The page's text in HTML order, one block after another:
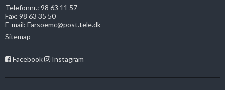
Telefonnr.: 98 63 11 57
Fax: 98 63 35 50
E-mail: Farsoemc@post.tele.dk
Sitemap
Facebook Instagram